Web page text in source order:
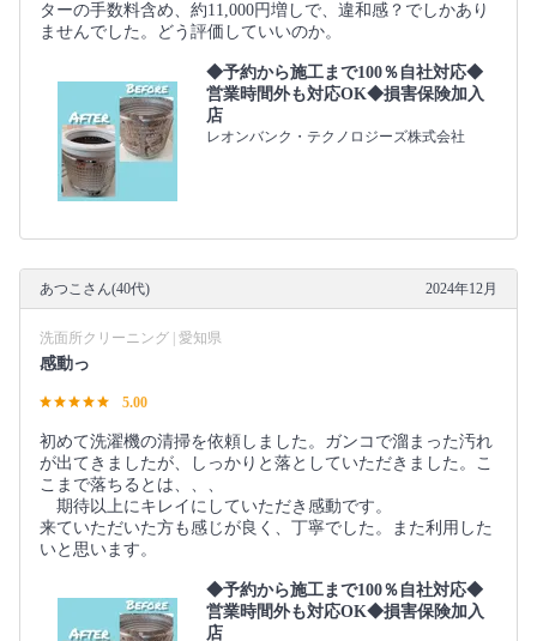
ターの手数料含め、約11,000円増しで、違和感？でしかあり
ませんでした。どう評価していいのか。
◆予約から施工まで100％自社対応◆
営業時間外も対応OK◆損害保険加入
店
レオンバンク・テクノロジーズ株式会社
あつこさん(40代) 2024年12月
洗面所クリーニング | 愛知県
感動っ
5.00
初めて洗濯機の清掃を依頼しました。ガンコで溜まった汚れ
が出てきましたが、しっかりと落としていただきました。こ
こまで落ちるとは、、、
期待以上にキレイにしていただき感動です。
来ていただいた方も感じが良く、丁寧でした。また利用した
いと思います。
◆予約から施工まで100％自社対応◆
営業時間外も対応OK◆損害保険加入
店